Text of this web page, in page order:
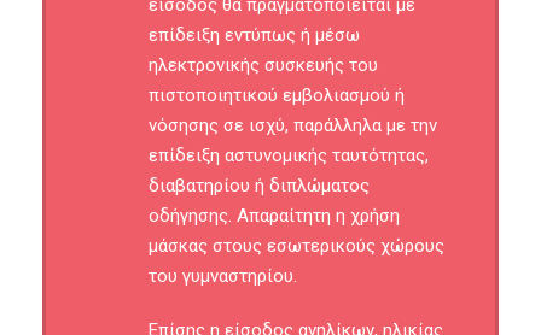
είσοδος θα πραγματοποιείται με
επίδειξη εντύπως ή μέσω
ηλεκτρονικής συσκευής του
πιστοποιητικού εμβολιασμού ή
νόσησης σε ισχύ, παράλληλα με την
επίδειξη αστυνομικής ταυτότητας,
διαβατηρίου ή διπλώματος
οδήγησης. Απαραίτητη η χρήση
μάσκας στους εσωτερικούς χώρους
του γυμναστηρίου.
Επίσης η είσοδος ανηλίκων, ηλικίας